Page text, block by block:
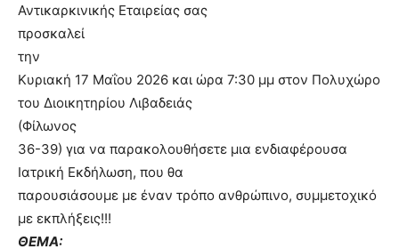
Αντικαρκινικής Εταιρείας σας
προσκαλεί
την
Κυριακή 17 Μαΐου 2026 και ώρα 7:30 μμ στον Πολυχώρο
του Διοικητηρίου Λιβαδειάς
(Φίλωνος
36-39) για να παρακολουθήσετε μια ενδιαφέρουσα
Ιατρική Εκδήλωση, που θα
παρουσιάσουμε με έναν τρόπο ανθρώπινο, συμμετοχικό
με εκπλήξεις!!!
ΘΕΜΑ: